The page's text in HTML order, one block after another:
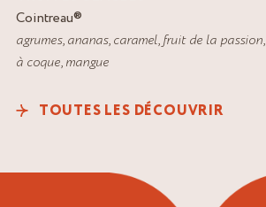
Cointreau®
agrumes,ananas,caramel,fruit de la passion,
à coque,mangue
TOUTES LES DÉCOUVRIR